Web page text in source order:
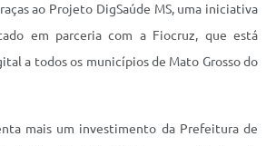
ao Projeto DigSaúde MS, uma iniciativa
em parceria com a Fiocruz, que está
a todos os municípios de Mato Grosso do
mais um investimento da Prefeitura de